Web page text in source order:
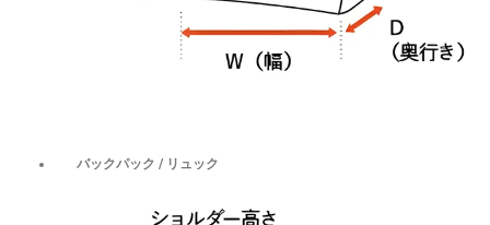
バックパック / リュック